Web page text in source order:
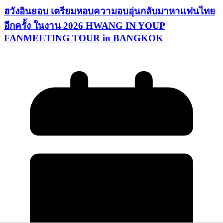
ฮวังอินยอบ เตรียมหอบความอบอุ่นกลับมาหาแฟนไทย
อีกครั้ง ในงาน 2026 HWANG IN YOUP
FANMEETING TOUR in BANGKOK